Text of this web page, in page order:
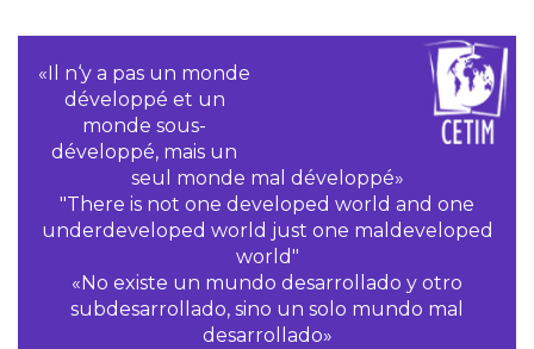
«Il n‘y a pas un monde
développé et un
monde sous-
développé, mais un
seul monde mal développé»
"There is not one developed world and one
underdeveloped world just one maldeveloped
world"
«No existe un mundo desarrollado y otro
subdesarrollado, sino un solo mundo mal
desarrollado»